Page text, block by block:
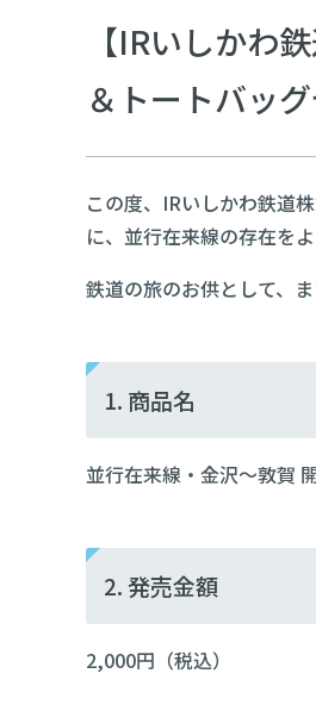
【IRいしかわ
＆トートバッ
この度、IRいしかわ鉄道
に、並行在来線の存在を
鉄道の旅のお供として、
1. 商品名
並行在来線・金沢～敦賀
2. 発売金額
2,000円（税込）